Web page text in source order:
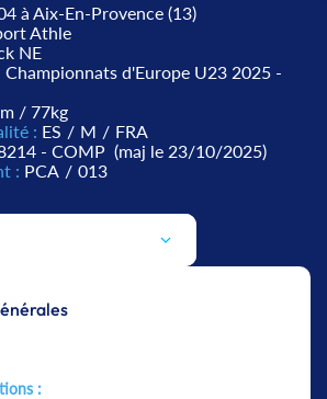
à Aix-En-Provence (13)
Athle
NE
Championnats d'Europe U23 2025 -
/ 77kg
: ES / M / FRA
- COMP (maj le 23/10/2025)
: PCA / 013
: